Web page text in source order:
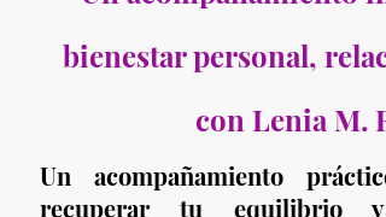
Un acompañamiento
recuperar tu equilibrio
bienestar personal,
con Lenia M.